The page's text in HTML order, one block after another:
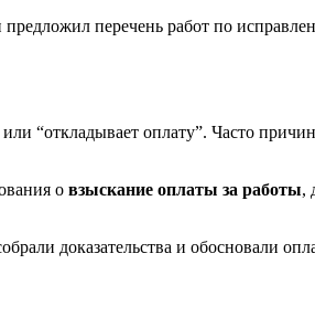
перечень работ по
“откладывает оплату”. Часто
о взыскание оплаты за работы,
доказательства и обосновали